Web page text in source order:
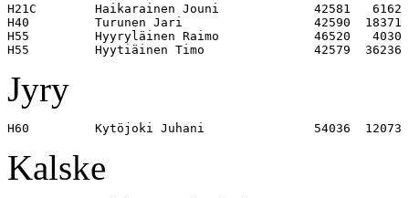
H21C        Haikarainen Jouni             42581   6162
H40         Turunen Jari                  42590  18371
H55         Hyyryläinen Raimo             46520   4030
Jyry
Kalske